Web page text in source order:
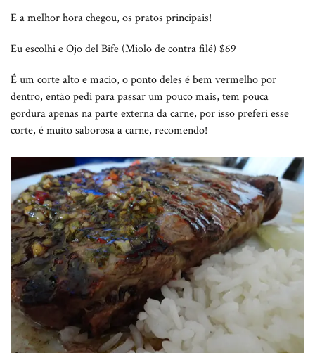
E a melhor hora chegou, os pratos principais!
Eu escolhi e Ojo del Bife (Miolo de contra filé) $69
É um corte alto e macio, o ponto deles é bem vermelho por
dentro, então pedi para passar um pouco mais, tem pouca
gordura apenas na parte externa da carne, por isso preferi esse
corte, é muito saborosa a carne, recomendo!